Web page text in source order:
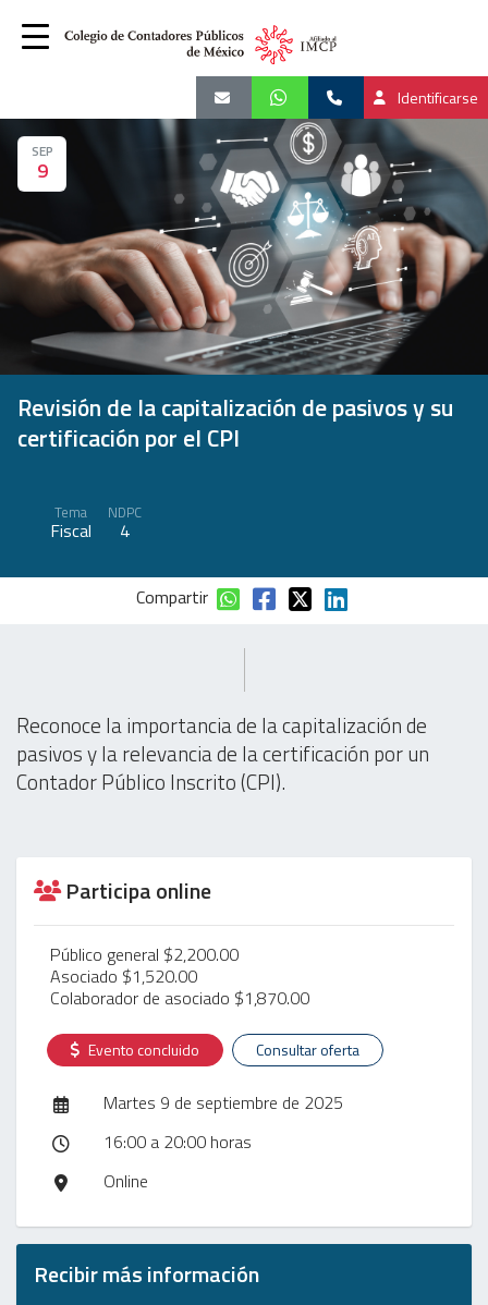
Identificarse
SEP
9
Revisión de la capitalización de pasivos y su
certificación por el CPI
Tema
Fiscal
NDPC
4
Compartir
Reconoce la importancia de la capitalización de
pasivos y la relevancia de la certificación por un
Contador Público Inscrito (CPI).
Participa online
Público general $2,200.00
Asociado $1,520.00
Colaborador de asociado $1,870.00
Evento concluido Consultar oferta
Martes 9 de septiembre de 2025
16:00 a 20:00 horas
Online
Recibir más información